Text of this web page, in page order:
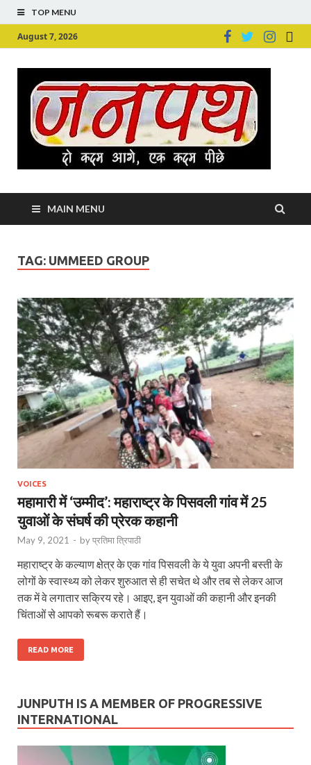
TOP MENU
August 7, 2026
MAIN MENU
TAG: UMMEED GROUP
VOICES
महामारी में ‘उम्मीद’: महाराष्ट्र के पिसवली गांव में 25
युवाओं के संघर्ष की प्रेरक कहानी
May 9, 2021 - byप्रतिमा त्रिपाठी
महाराष्ट्र के कल्याण क्षेत्र के एक गांव पिसवली के ये युवा अपनी बस्ती के
लोगों के स्वास्थ्य को लेकर शुरुआत से ही सचेत थे और तब से लेकर आज
तक में वे लगातार सक्रिय रहे। आइए, इन युवाओं की कहानी और इनकी
चिंताओं से आपको रूबरू कराते हैं।
READ MORE
JUNPUTH IS A MEMBER OF PROGRESSIVE
INTERNATIONAL